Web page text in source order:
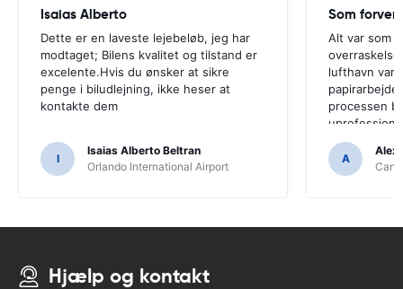
Isaias Alberto
Dette er en laveste lejebeløb, jeg har
modtaget; Bilens kvalitet og tilstand er
excelente.Hvis du ønsker at sikre
penge i biludlejning, ikke heser at
kontakte dem
I
Isaias Alberto Beltran
Orlando International Airport
Som
Alt var som
lufthavn var
processen
A
Alex
Hjælp og kontakt